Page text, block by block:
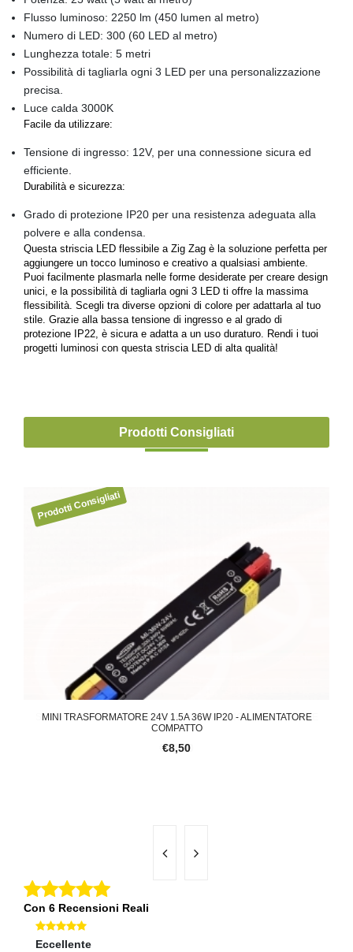
Flusso luminoso: 2250 lm (450 lumen al metro)
Numero di LED: 300 (60 LED al metro)
Lunghezza totale: 5 metri
Possibilità di tagliarla ogni 3 LED per una personalizzazione
precisa.
Luce calda 3000K
Facile da utilizzare:
Tensione di ingresso: 12V, per una connessione sicura ed
efficiente.
Durabilità e sicurezza:
Grado di protezione IP20 per una resistenza adeguata alla
polvere e alla condensa.
Questa striscia LED flessibile a Zig Zag è la soluzione perfetta per
aggiungere un tocco luminoso e creativo a qualsiasi ambiente.
Puoi facilmente plasmarla nelle forme desiderate per creare design
unici, e la possibilità di tagliarla ogni 3 LED ti offre la massima
flessibilità. Scegli tra diverse opzioni di colore per adattarla al tuo
stile. Grazie alla bassa tensione di ingresso e al grado di
protezione IP22, è sicura e adatta a un uso duraturo. Rendi i tuoi
progetti luminosi con questa striscia LED di alta qualità!
Prodotti Consigliati
MINI TRASFORMATORE 24V 1.5A 36W IP20 - ALIMENTATORE
COMPATTO
€8,50
Con 6 Recensioni Reali
Eccellente